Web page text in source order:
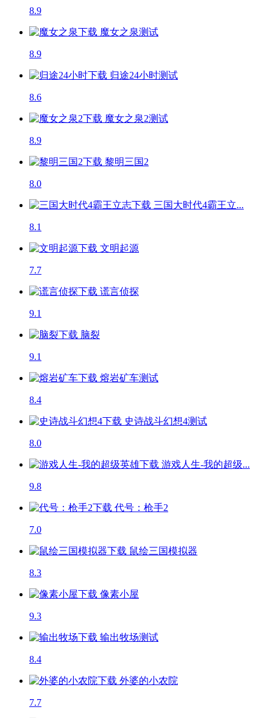
8.9
魔女之泉测试
8.9
归途24小时测试
8.6
魔女之泉2测试
8.9
黎明三国2
8.0
三国大时代4霸王立...
8.1
文明起源
7.7
谎言侦探
9.1
脑裂
9.1
熔岩矿车测试
8.4
史诗战斗幻想4测试
8.0
游戏人生-我的超级...
9.8
代号：枪手2
7.0
鼠绘三国模拟器
8.3
像素小屋
9.3
输出牧场测试
8.4
外婆的小农院
7.7